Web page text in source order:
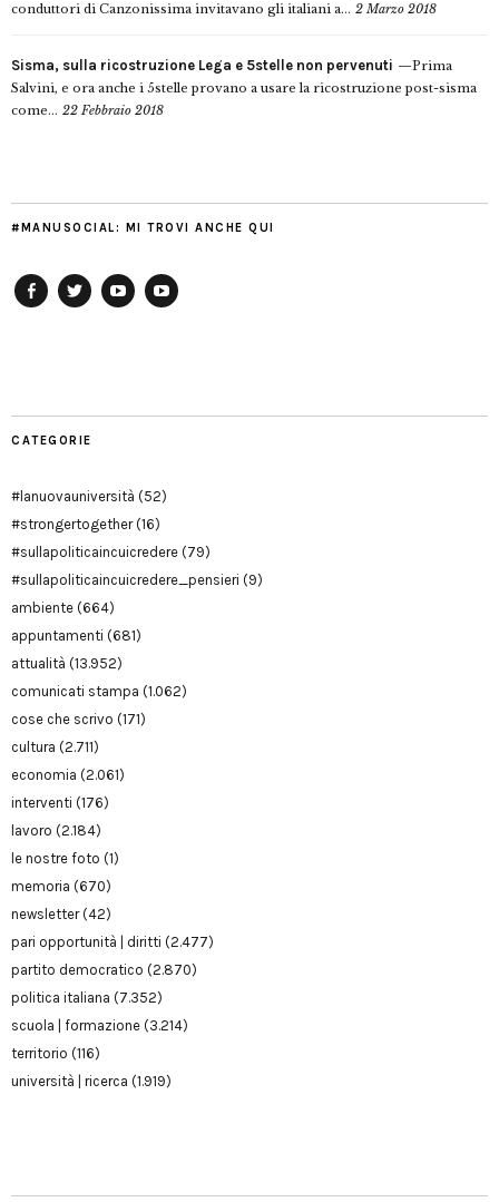
conduttori di Canzonissima invitavano gli italiani a... 2 Marzo 2018
Sisma, sulla ricostruzione Lega e 5stelle non pervenuti
Prima
Salvini, e ora anche i 5stelle provano a usare la ricostruzione post-sisma
come... 22 Febbraio 2018
#MANUSOCIAL: MI TROVI ANCHE QUI
CATEGORIE
#lanuovauniversità (52)
#strongertogether(16)
#sullapoliticaincuicredere (79)
#sullapoliticaincuicredere_pensieri (9)
ambiente (664)
appuntamenti (681)
attualità (13.952)
comunicati stampa (1.062)
cose che scrivo (171)
cultura (2.711)
economia (2.061)
interventi (176)
lavoro (2.184)
le nostre foto (1)
memoria (670)
newsletter(42)
pari opportunità | diritti (2.477)
partito democratico (2.870)
politica italiana (7.352)
scuola | formazione (3.214)
territorio (116)
università | ricerca (1.919)